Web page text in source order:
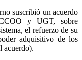
suscribió un acuerdo
y UGT, sobre
el refuerzo de su
adquisitivo de los
acuerdo).